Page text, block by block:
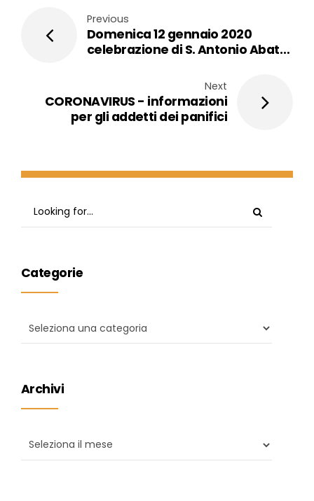
Previous
Domenica 12 gennaio 2020
celebrazione di S. Antonio Abate
Next
CORONAVIRUS - informazioni
per gli addetti dei panifici
Categorie
Archivi